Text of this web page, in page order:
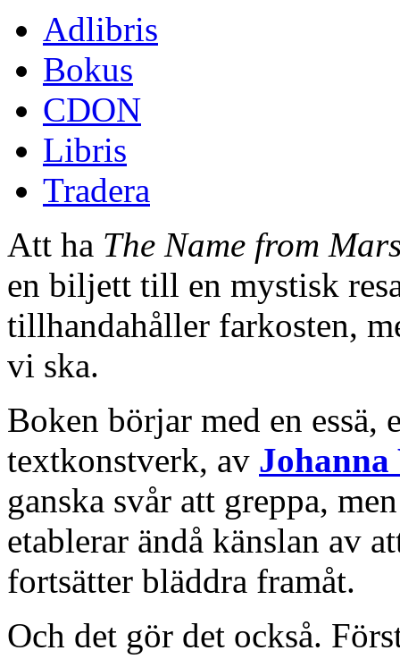
Adlibris
Bokus
CDON
Libris
Tradera
Att ha The Name from
en biljett till en mystisk
tillhandahåller farkosten,
vi ska.
Boken börjar med en essä,
textkonstverk, av
ganska svår att greppa,
etablerar ändå känslan av
fortsätter bläddra framåt.
Och det gör det också.